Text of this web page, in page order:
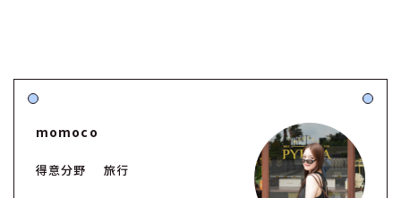
momoco
得意分野 旅行